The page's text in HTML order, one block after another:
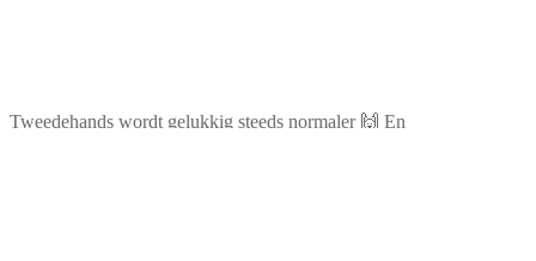
Tweedehands wordt gelukkig steeds normaler 🙌 En